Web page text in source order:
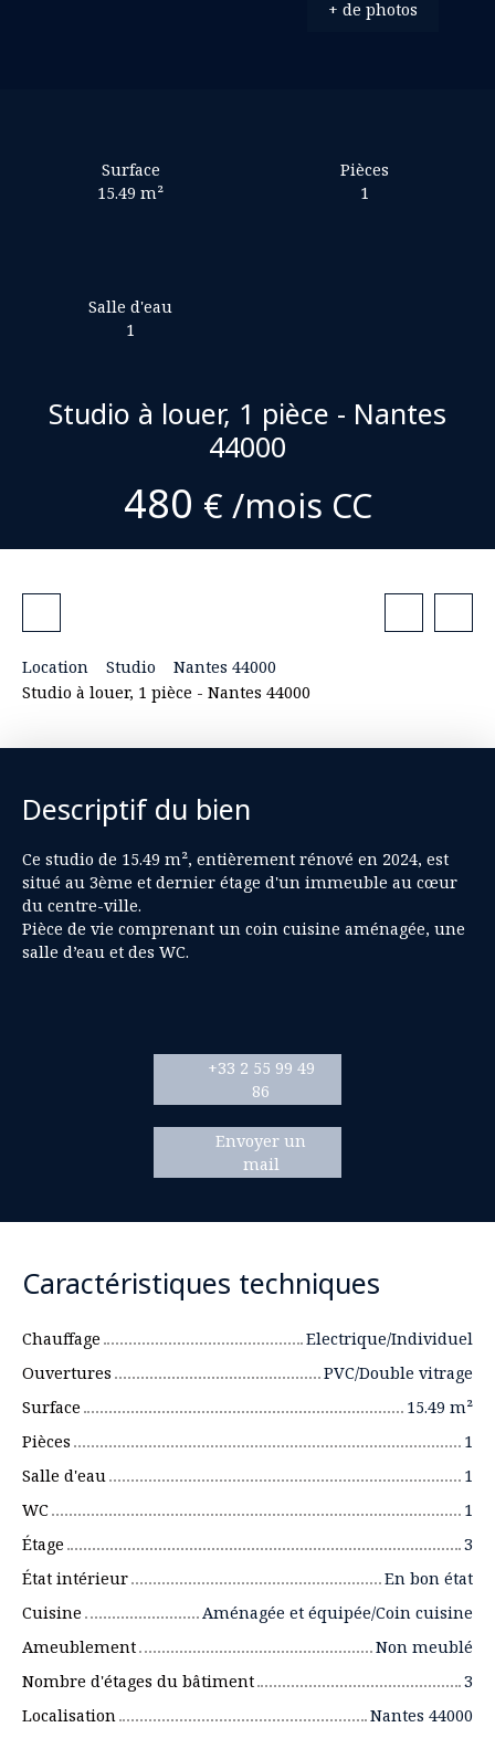
+ de photos
Surface
15.49m²
Pièces
1
Salle d'eau
1
Studio à louer, 1 pièce - Nantes
44000
480 € /mois CC
Location Studio
Nantes 44000
Studio à louer, 1 pièce - Nantes 44000
Descriptif du bien
Ce studio de 15.49 m², entièrement rénové en 2024, est
situé au 3ème et dernier étage d'un immeuble au cœur
du centre-ville.
Pièce de vie comprenant un coin cuisine aménagée, une
salle d’eau et des WC.
+33 2 55 99 49
86
Envoyer un
mail
Caractéristiques techniques
Chauffage
Electrique/Individuel
Ouvertures
PVC/Double vitrage
Surface
15.49 m²
Pièces
1
Salle d'eau
1
WC
1
Étage
3
État intérieur
En bon état
Cuisine
Aménagée et équipée/Coin cuisine
Ameublement
Non meublé
Nombre d'étages du bâtiment
3
Localisation
Nantes 44000